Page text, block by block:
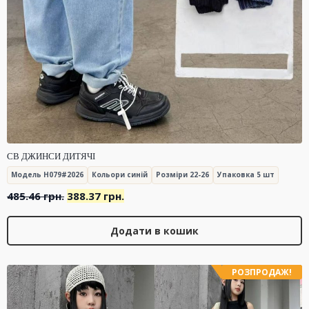
СВ ДЖИНСИ ДИТЯЧІ
Модель H079#2026 Кольори синій Розміри 22-26 Упаковка 5 шт
485.46грн. Оригінальна
485.46 грн..
388.37 грн.
Додати в кошик
РОЗПРОДАЖ!